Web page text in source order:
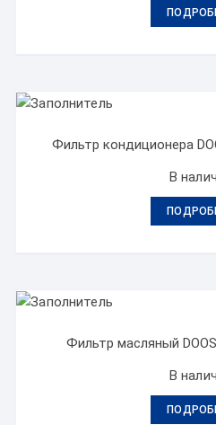
Фильтр кондиционера
В
Фильтр масляный
В